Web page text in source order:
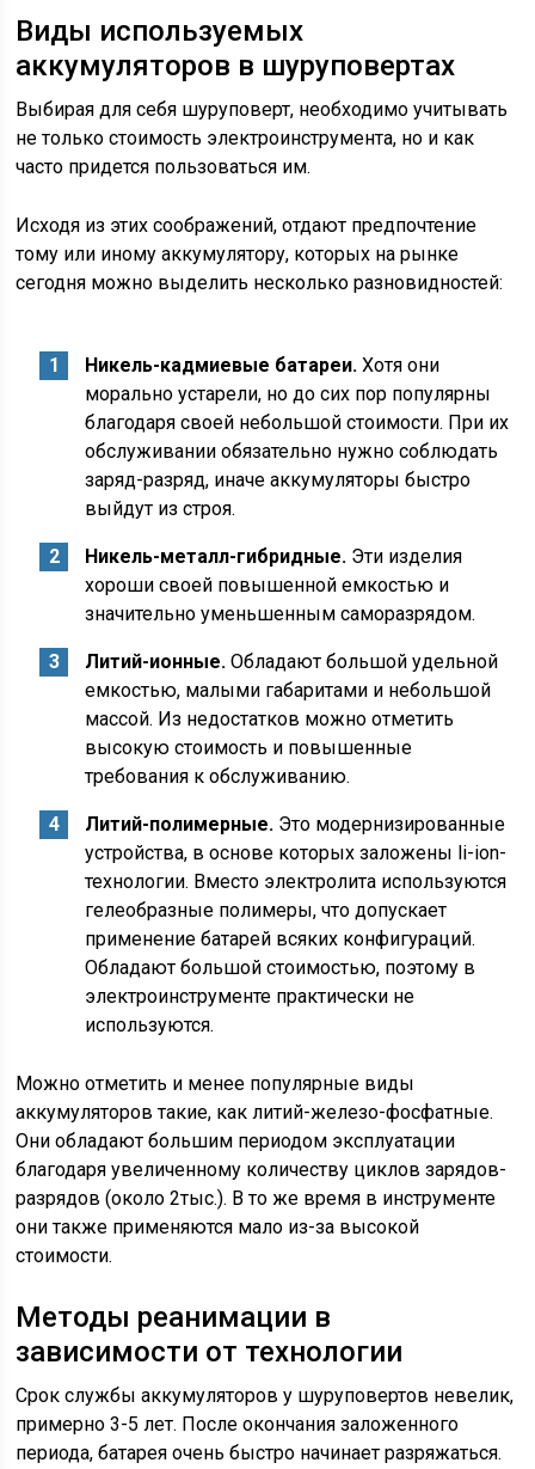
Виды используемых
аккумуляторов в шуруповертах
Выбирая для себя шуруповерт, необходимо учитывать
не только стоимость электроинструмента, но и как
часто придется пользоваться им.
Исходя из этих соображений, отдают предпочтение
тому или иному аккумулятору, которых на рынке
сегодня можно выделить несколько разновидностей:
Никель-кадмиевые батареи. Хотя они
морально устарели, но до сих пор популярны
благодаря своей небольшой стоимости. При их
обслуживании обязательно нужно соблюдать
заряд-разряд, иначе аккумуляторы быстро
выйдут из строя.
Никель-металл-гибридные. Эти изделия
хороши своей повышенной емкостью и
значительно уменьшенным саморазрядом.
Литий-ионные. Обладают большой удельной
емкостью, малыми габаритами и небольшой
массой. Из недостатков можно отметить
высокую стоимость и повышенные
требования к обслуживанию.
Литий-полимерные. Это модернизированные
устройства, в основе которых заложены li-ion-
технологии. Вместо электролита используются
гелеобразные полимеры, что допускает
применение батарей всяких конфигураций.
Обладают большой стоимостью, поэтому в
электроинструменте практически не
используются.
Можно отметить и менее популярные виды
аккумуляторов такие, как литий-железо-фосфатные.
Они обладают большим периодом эксплуатации
благодаря увеличенному количеству циклов зарядов-
разрядов (около 2тыс.). В то же время в инструменте
они также применяются мало из-за высокой
стоимости.
Методы реанимации в
зависимости от технологии
Срок службы аккумуляторов у шуруповертов невелик,
примерно 3-5 лет. После окончания заложенного
периода, батарея очень быстро начинает разряжаться.